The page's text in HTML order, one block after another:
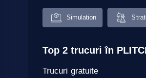
Simulation
Top 2 trucuri în
Trucuri gratuite